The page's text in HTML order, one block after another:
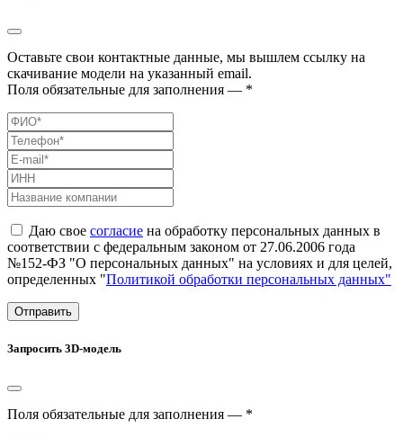
Оставьте свои контактные данные, мы вышлем ссылку на
скачивание модели на указанный email.
Поля обязательные для заполнения — *
Даю свое согласие на обработку персональных данных в
соответствии с федеральным законом от 27.06.2006 года
№152-ФЗ "О персональных данных" на условиях и для целей,
определенных "Политикой обработки персональных данных"
Отправить
Запросить 3D-модель
Поля обязательные для заполнения — *